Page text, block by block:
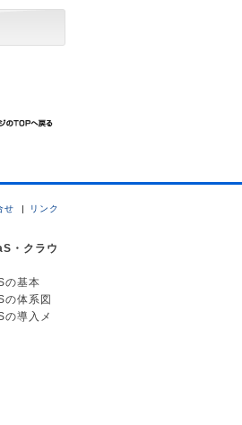
せ リンク
・クラウ
の基本
体系図
導入メ